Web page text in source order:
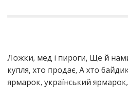
Ложки, мед і пироги, Ще й
купля, хто продає, А хто
ярмарок, український